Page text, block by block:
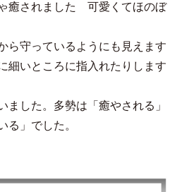
癒されました 可愛くてほのぼ
ら守っているようにも見えます
細いところに指入れたりします
ました。多勢は「癒やされる」
る」でした。